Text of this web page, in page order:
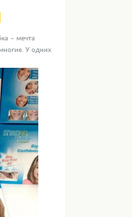
– мечта
У одних